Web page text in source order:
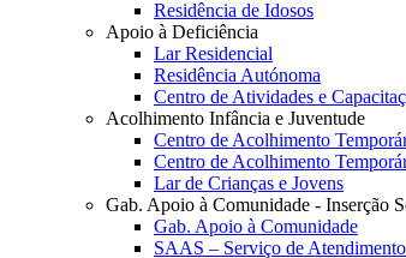
Residência de Idosos
Apoio à Deficiência
Lar Residencial
Residência Autónoma
Centro de Atividades e
Acolhimento Infância e Juventude
Centro de Acolhimento
Centro de Acolhimento
Lar de Crianças e Jovens
Gab. Apoio à Comunidade - Inserção
Gab. Apoio à Comunidade
SAAS – Serviço de